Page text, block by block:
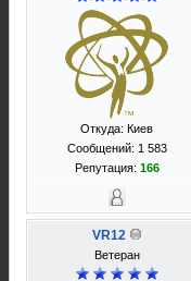
Откуда: Киев
Сообщений: 1 583
Репутация: 166
VR12
Ветеран